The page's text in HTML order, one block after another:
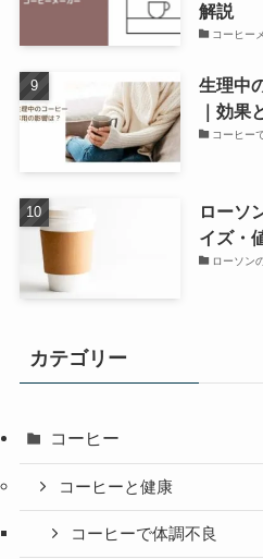
解説
コーヒー
生理中
｜効果
コーヒー
ローソ
イズ・
ローソン
カテゴリー
コーヒー
コーヒーと健康
コーヒーで体調不良